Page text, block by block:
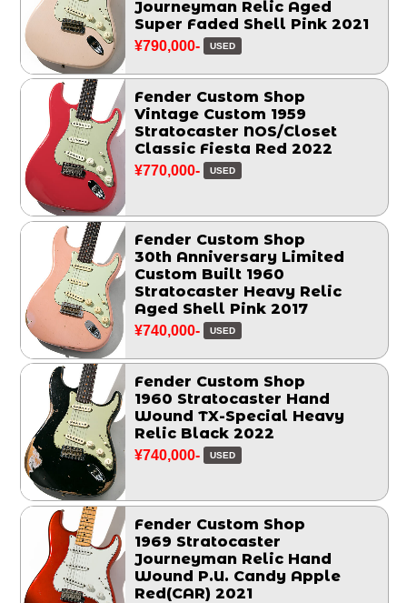
Journeyman Relic Aged
Super Faded Shell Pink 2021
¥790,000- USED
Fender Custom Shop
Vintage Custom 1959
Stratocaster NOS/Closet
Classic Fiesta Red 2022
¥770,000- USED
Fender Custom Shop
30th Anniversary Limited
Custom Built 1960
Stratocaster Heavy Relic
Aged Shell Pink 2017
¥740,000- USED
Fender Custom Shop
1960 Stratocaster Hand
Wound TX-Special Heavy
Relic Black 2022
¥740,000- USED
Fender Custom Shop
1969 Stratocaster
Journeyman Relic Hand
Wound P.U. Candy Apple
Red(CAR) 2021